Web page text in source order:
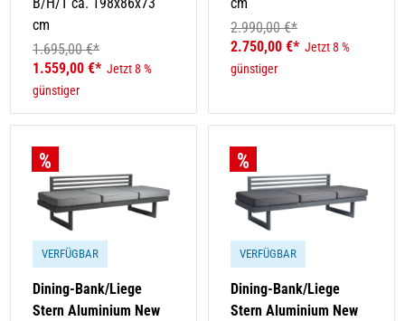
cm
1.695,00 €*
1.559,00 €* Jetzt 8 %
günstiger
2.990,00 €*
2.750,00 €* Jetzt 8 %
günstiger
VERFÜGBAR
Dining-Bank/Liege
Stern Aluminium New
VERFÜGBAR
Dining-Bank/Liege
Stern Aluminium New